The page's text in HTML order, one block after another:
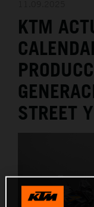
KTM
STREET